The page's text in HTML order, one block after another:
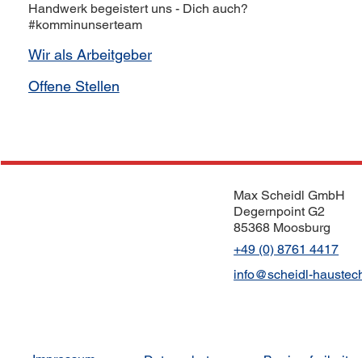
Handwerk begeistert uns - Dich auch?
#komminunserteam
Wir als Arbeitgeber
Offene Stellen
Max Scheidl GmbH
Degernpoint G2
85368 Moosburg
+49 (0) 8761 4417
info@scheidl-